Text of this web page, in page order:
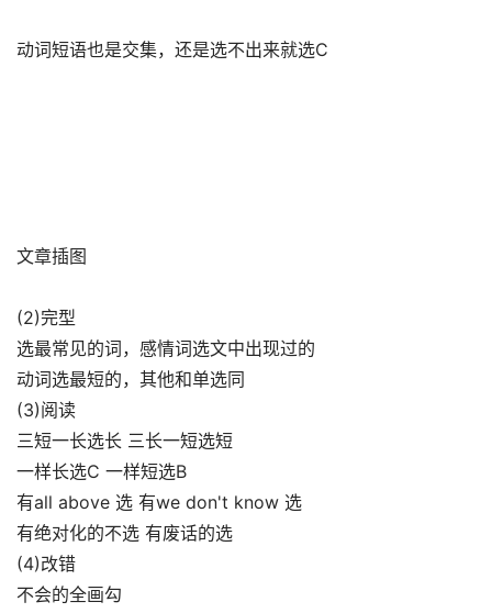
动词短语也是交集，还是选不出来就选C
文章插图
(2)完型­
选最常见的词，感情词选文中出现过的­
动词选最短的，其他和单选同­
(3)阅读­
三短一长选长­ 三长一短选短­
一样长选C­ 一样短选B
有all above 选 有we don't know 选
有绝对化的不选 有废话的选
(4)改错
不会的全画勾­